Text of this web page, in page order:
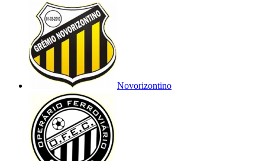
Novorizontino